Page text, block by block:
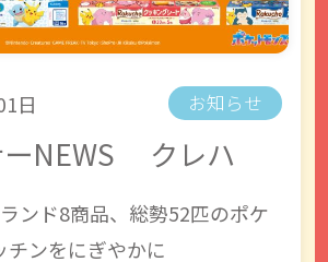
日 お知らせ
ーNEWS クレハ
ンド8商品、総勢52匹のポケ
チンをにぎやかに